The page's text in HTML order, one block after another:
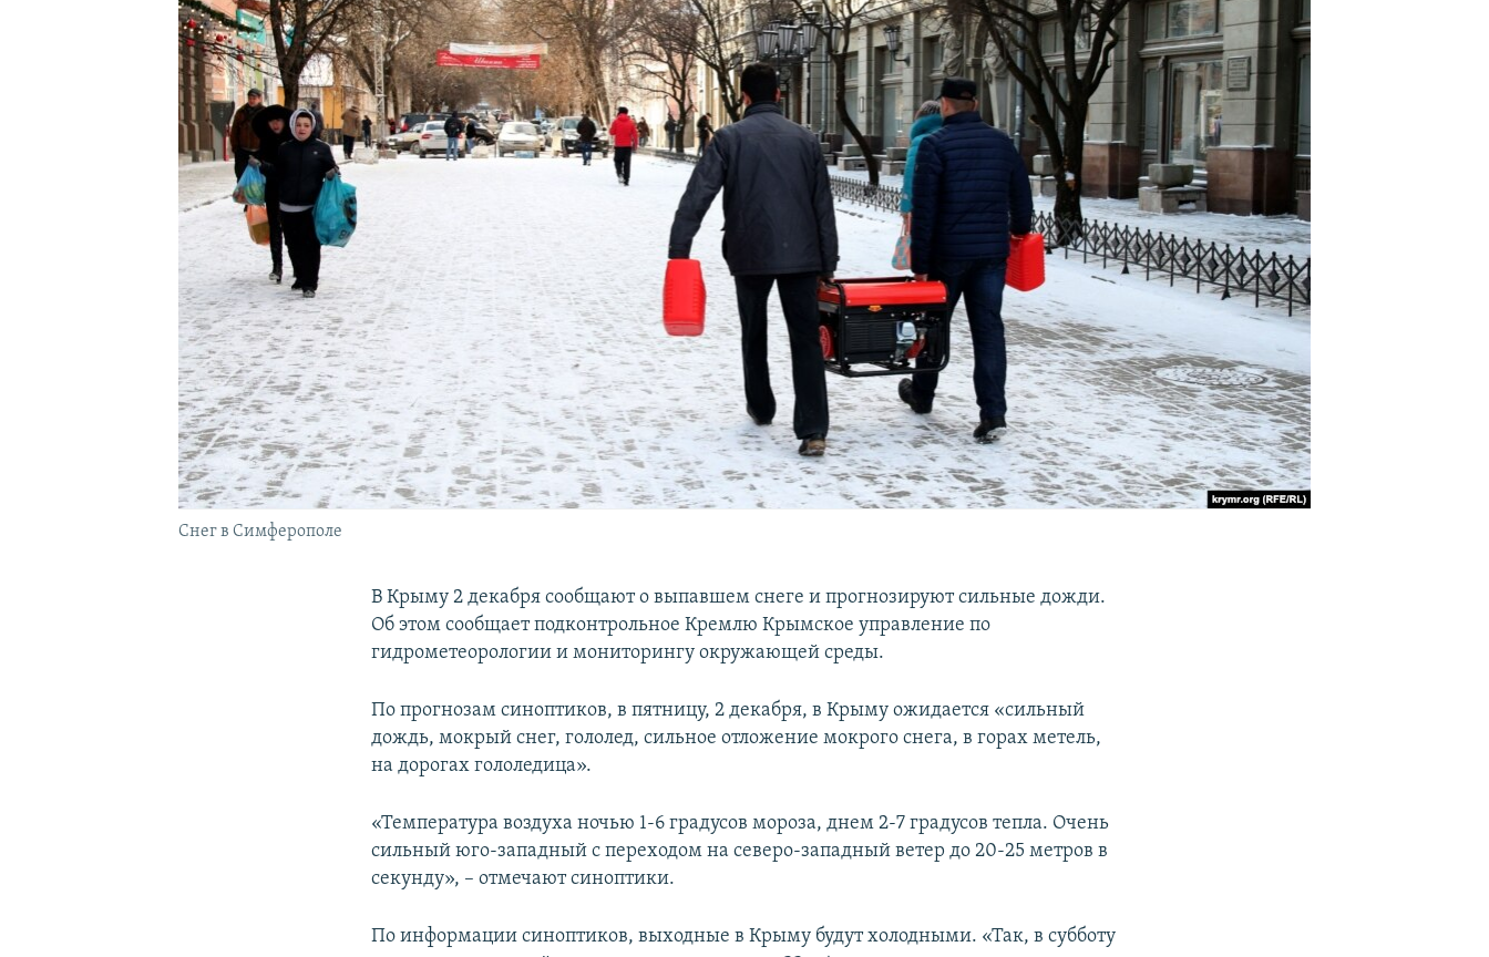
КРЫМ.НЕПОКОРЕННЫЙ
УКРАИНСКАЯ ПРОБЛЕМА КРЫМА
Снег в Симферополе
В Крыму 2 декабря сообщают о выпавшем снеге и прогнозируют сильные дожди.
Об этом сообщает подконтрольное Кремлю Крымское управление по
гидрометеорологии и мониторингу окружающей среды.
По прогнозам синоптиков, в пятницу, 2 декабря, в Крыму ожидается «сильный
дождь, мокрый снег, гололед, сильное отложение мокрого снега, в горах метель,
на дорогах гололедица».
«Температура воздуха ночью 1-6 градусов мороза, днем 2-7 градусов тепла. Очень
сильный юго-западный с переходом на северо-западный ветер до 20-25 метров в
секунду», – отмечают синоптики.
По информации синоптиков, выходные в Крыму будут холодными. «Так, в субботу